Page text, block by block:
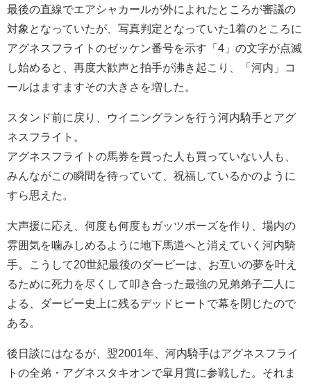
最後の直線でエアシャカールが外によれたところが審議の
対象となっていたが、写真判定となっていた1着のところに
アグネスフライトのゼッケン番号を示す「4」の文字が点滅
し始めると、再度大歓声と拍手が沸き起こり、「河内」コ
ールはますますその大きさを増した。
スタンド前に戻り、ウイニングランを行う河内騎手とアグ
ネスフライト。
アグネスフライトの馬券を買った人も買っていない人も、
みんながこの瞬間を待っていて、祝福しているかのように
すら思えた。
大声援に応え、何度も何度もガッツポーズを作り、場内の
雰囲気を噛みしめるように地下馬道へと消えていく河内騎
手。こうして20世紀最後のダービーは、お互いの夢を叶え
るために死力を尽くして叩き合った最強の兄弟弟子二人に
よる、ダービー史上に残るデッドヒートで幕を閉じたので
ある。
後日談にはなるが、翌2001年、河内騎手はアグネスフライ
トの全弟・アグネスタキオンで皐月賞に参戦した。それま